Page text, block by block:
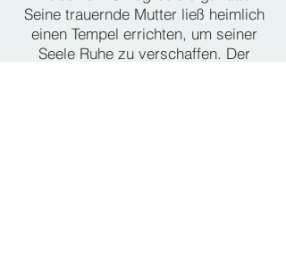
Seine trauernde Mutter ließ heimlich
einen Tempel errichten, um seiner
Seele Ruhe zu verschaffen. Der